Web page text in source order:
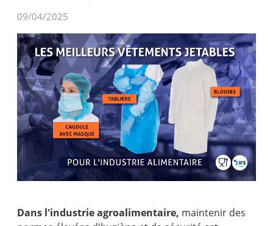
09/04/2025
Dans l'industrie agroalimentaire, maintenir des